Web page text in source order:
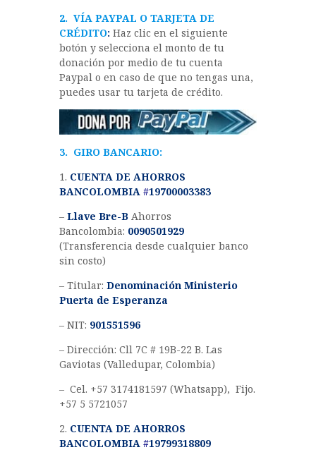
2. VÍA PAYPAL O TARJETA DE
CRÉDITO: Haz clic en el siguiente
botón y selecciona el monto de tu
donación por medio de tu cuenta
Paypal o en caso de que no tengas una,
puedes usar tu tarjeta de crédito.
3. GIRO BANCARIO:
1. CUENTA DE AHORROS
BANCOLOMBIA #19700003383
– Llave Bre-B Ahorros
Bancolombia: 0090501929
(Transferencia desde cualquier banco
sin costo)
– Titular: Denominación Ministerio
Puerta de Esperanza
– NIT: 901551596
– Dirección: Cll 7C # 19B-22 B. Las
Gaviotas (Valledupar, Colombia)
– Cel. +57 3174181597 (Whatsapp), Fijo.
+57 5 5721057
2. CUENTA DE AHORROS
BANCOLOMBIA #19799318809